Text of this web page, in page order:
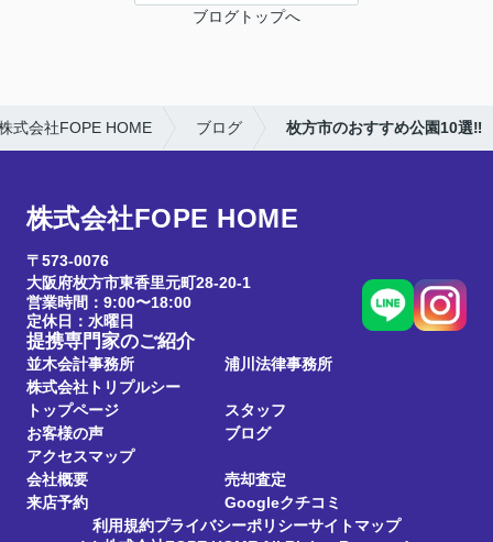
ブログトップへ
式会社FOPE HOME ブログ 枚方市のおすすめ公園10選‼︎
株式会社FOPE HOME
〒573-0076
大阪府枚方市東香里元町28-20-1
営業時間：9:00〜18:00
定休日：水曜日
提携専門家のご紹介
並木会計事務所
浦川法律事務所
株式会社トリプルシー
トップページ
スタッフ
お客様の声
ブログ
アクセスマップ
会社概要
売却査定
来店予約
Googleクチコミ
利用規約プライバシーポリシーサイトマップ